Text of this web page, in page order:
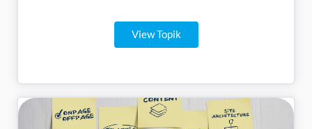
View Topik